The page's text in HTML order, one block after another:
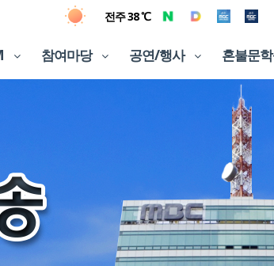
전주 38 ℃
참여마당 공연/행사 혼불문